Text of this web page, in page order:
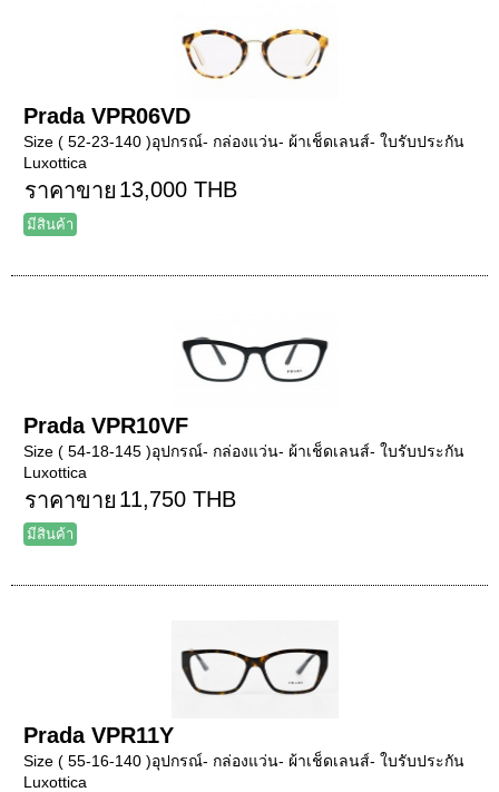
Prada VPR06VD
Size ( 52-23-140 )อุปกรณ์- กล่องแว่น- ผ้าเช็ดเลนส์- ใบรับประกัน
Luxottica
ราคาขาย 13,000 THB
มีสินค้า
Prada VPR10VF
Size ( 54-18-145 )อุปกรณ์- กล่องแว่น- ผ้าเช็ดเลนส์- ใบรับประกัน
Luxottica
ราคาขาย 11,750 THB
มีสินค้า
Prada VPR11Y
Size ( 55-16-140 )อุปกรณ์- กล่องแว่น- ผ้าเช็ดเลนส์- ใบรับประกัน
Luxottica